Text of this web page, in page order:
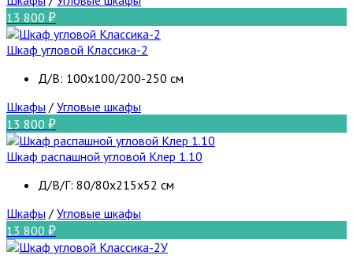
13 800
Шкаф угловой Классика-2
Д/В: 100х100/200-250 см
Шкафы / Угловые шкафы
13 800
Шкаф распашной угловой Клер 1.10
Д/В/Г: 80/80х215х52 см
Шкафы / Угловые шкафы
13 800